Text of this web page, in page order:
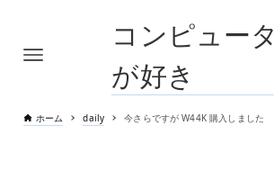
コンピュータ
が好き
ホーム daily 今さらですが W44K 購入しました